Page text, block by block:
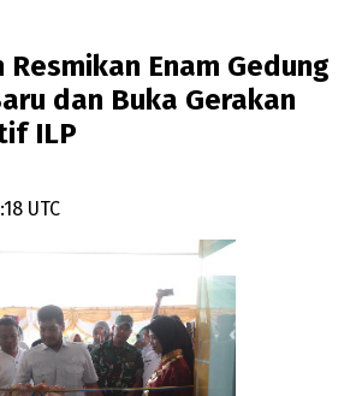
Enam Gedung
dan Buka Gerakan
ILP
UTC